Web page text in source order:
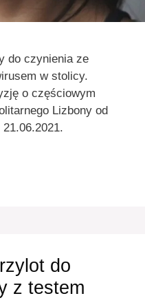
do czynienia ze
w stolicy.
o częściowym
Lizbony od
do
z testem